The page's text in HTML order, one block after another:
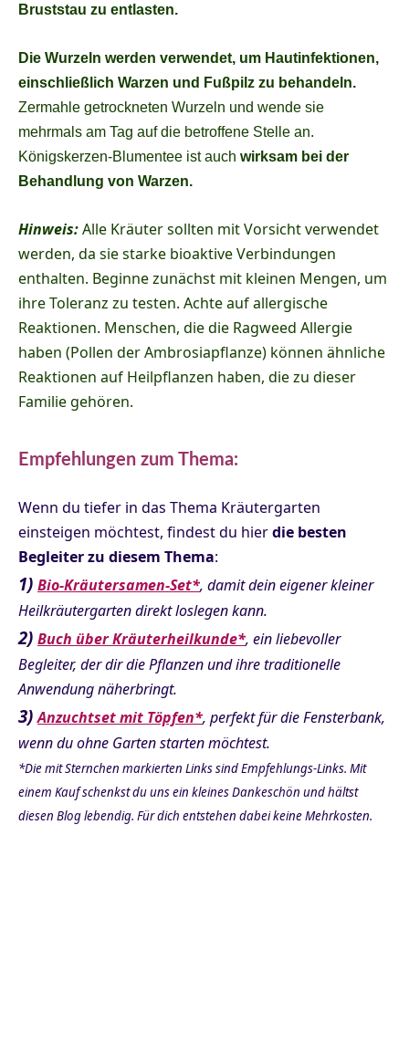
Bruststau zu entlasten.
Die Wurzeln werden verwendet, um Hautinfektionen,
einschließlich Warzen und Fußpilz zu behandeln.
Zermahle getrockneten Wurzeln und wende sie
mehrmals am Tag auf die betroffene Stelle an.
Königskerzen-Blumentee ist auch wirksam bei der
Behandlung von Warzen.
Hinweis:Alle Kräuter sollten mit Vorsicht verwendet
werden, da sie starke bioaktive Verbindungen
enthalten. Beginne zunächst mit kleinen Mengen, um
ihre Toleranz zu testen. Achte auf allergische
Reaktionen. Menschen, die die Ragweed Allergie
haben (Pollen der Ambrosiapflanze) können ähnliche
Reaktionen auf Heilpflanzen haben, die zu dieser
Familie gehören.
Empfehlungen zum Thema:
Wenn du tiefer in das Thema Kräutergarten
einsteigen möchtest, findest du hierdie besten
Begleiter zu diesem Thema:
1) Bio-Kräutersamen-Set*, damit dein eigener kleiner
Heilkräutergarten direkt loslegen kann.
2) Buch über Kräuterheilkunde*, ein liebevoller
Begleiter, der dir die Pflanzen und ihre traditionelle
Anwendung näherbringt.
3)Anzuchtset mit Töpfen*, perfekt für die Fensterbank,
wenn du ohne Garten starten möchtest.
*Die mit Sternchen markierten Links sind Empfehlungs-Links. Mit
einem Kauf schenkst du uns ein kleines Dankeschön und hältst
diesen Blog lebendig. Für dich entstehen dabei keine Mehrkosten.